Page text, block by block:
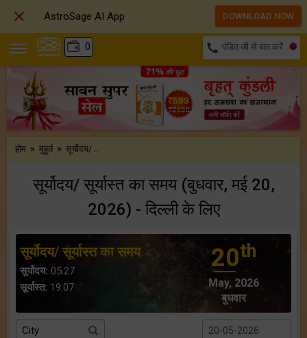
0 call पंडित जी से बात करें
होम » मुहूर्त » सूर्योदय/ ..
सूर्योदय/ सूर्यास्त का समय (बुधवार, मई 20,
2026) - दिल्ली के लिए
सूर्योदय/ सूर्यास्त का समय
सूर्योदय: 05:27
सूर्यास्त: 19:07
20th
May, 2026
बुधवार
 AstroSage AI App DOWNLOAD NOW